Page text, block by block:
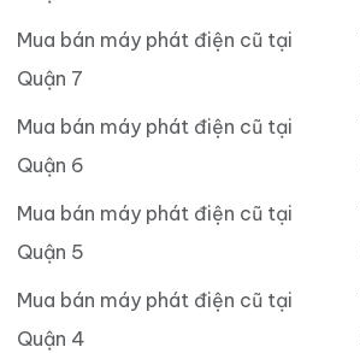
Mua bán máy phát điện cũ tại
Quận 7
Mua bán máy phát điện cũ tại
Quận 6
Mua bán máy phát điện cũ tại
Quận 5
Mua bán máy phát điện cũ tại
Quận 4